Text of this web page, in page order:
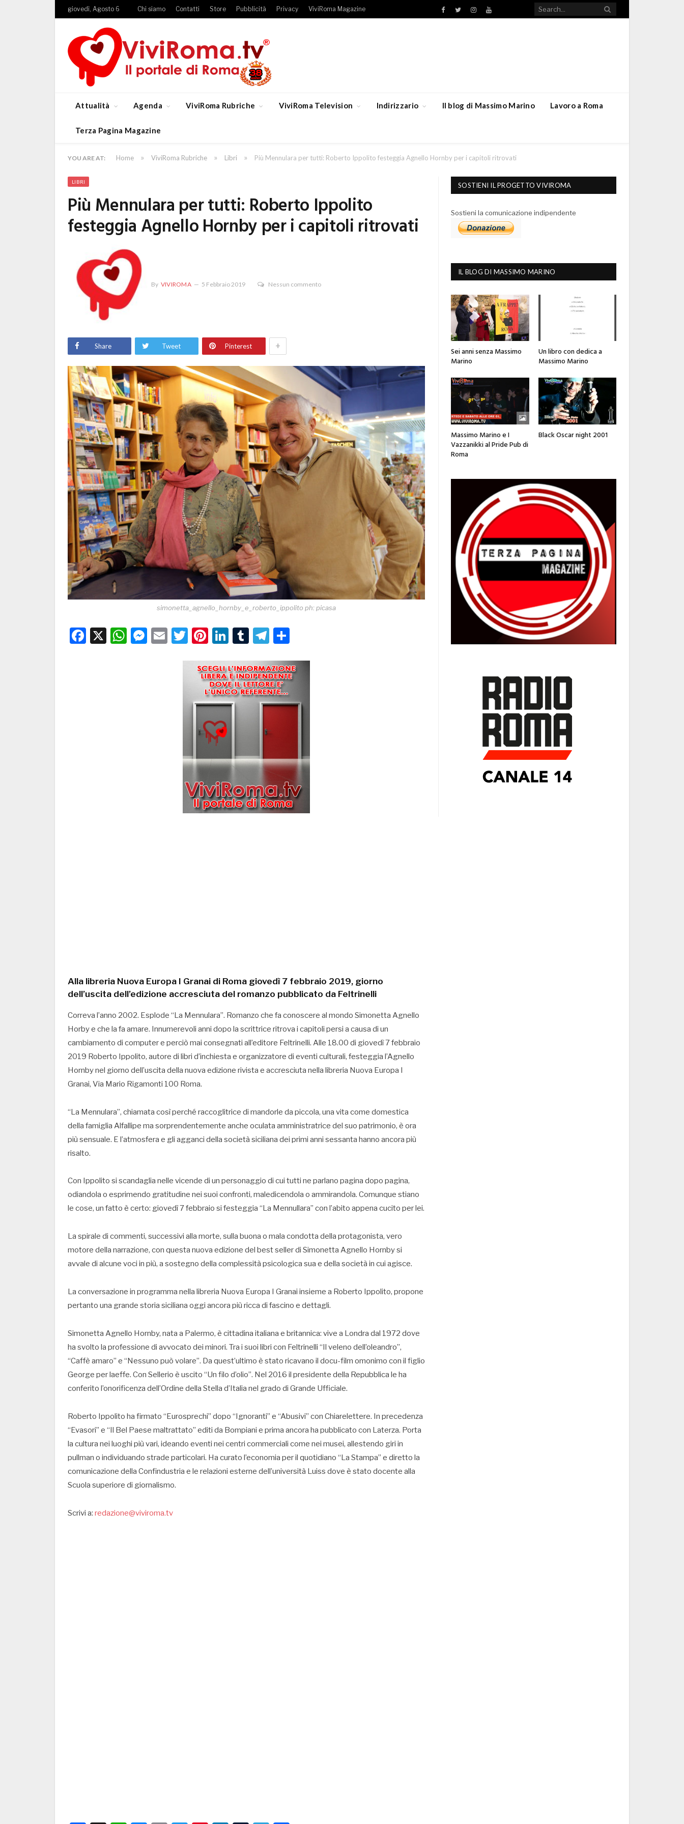
giovedì, Agosto 6 Chi siamo Contatti Store Pubblicità Privacy ViviRoma Magazine Facebook
TwitterInstagramYouTube
Attualità Agenda ViviRoma Rubriche ViviRoma Television Indirizzario Il blog di Massimo Marino Lavoro a Roma
Terza Pagina Magazine
YOU ARE AT: Home » ViviRoma Rubriche » Libri » Più Mennulara per tutti: Roberto Ippolito festeggia Agnello Hornby per i capitoli ritrovati
LIBRI
Più Mennulara per tutti: Roberto Ippolito
festeggia Agnello Hornby per i capitoli ritrovati
By VIVIROMA 5 Febbraio 2019 Nessun commento
Share Tweet Pinterest +
simonetta_agnello_hornby_e_roberto_ippolito ph: picasa
Facebook
X WhatsApp
Messenger
EmailTwitter
Pinterest
LinkedIn
TumblrTelegram
Alla libreria Nuova Europa I Granai di Roma giovedì 7 febbraio 2019, giorno
dell’uscita dell’edizione accresciuta del romanzo pubblicato da Feltrinelli
Correva l’anno 2002. Esplode “La Mennulara”. Romanzo che fa conoscere al mondo Simonetta Agnello
Horby e che la fa amare. Innumerevoli anni dopo la scrittrice ritrova i capitoli persi a causa di un
cambiamento di computer e perciò mai consegnati all’editore Feltrinelli. Alle 18.00 di giovedì 7 febbraio
2019 Roberto Ippolito, autore di libri d’inchiesta e organizzatore di eventi culturali, festeggia l’Agnello
Hornby nel giorno dell’uscita della nuova edizione rivista e accresciuta nella libreria Nuova Europa I
Granai, Via Mario Rigamonti 100 Roma.
“La Mennulara”, chiamata così perché raccoglitrice di mandorle da piccola, una vita come domestica
della famiglia Alfallipe ma sorprendentemente anche oculata amministratrice del suo patrimonio, è ora
più sensuale. E l’atmosfera e gli agganci della società siciliana dei primi anni sessanta hanno ancora più
risalto.
Con Ippolito si scandaglia nelle vicende di un personaggio di cui tutti ne parlano pagina dopo pagina,
odiandola o esprimendo gratitudine nei suoi confronti, maledicendola o ammirandola. Comunque stiano
le cose, un fatto è certo: giovedì 7 febbraio si festeggia “La Mennullara” con l’abito appena cucito per lei.
La spirale di commenti, successivi alla morte, sulla buona o mala condotta della protagonista, vero
motore della narrazione, con questa nuova edizione del best seller di Simonetta Agnello Hornby si
avvale di alcune voci in più, a sostegno della complessità psicologica sua e della società in cui agisce.
La conversazione in programma nella libreria Nuova Europa I Granai insieme a Roberto Ippolito, propone
pertanto una grande storia siciliana oggi ancora più ricca di fascino e dettagli.
Simonetta Agnello Hornby, nata a Palermo, è cittadina italiana e britannica: vive a Londra dal 1972 dove
ha svolto la professione di avvocato dei minori. Tra i suoi libri con Feltrinelli “Il veleno dell’oleandro”,
“Caffè amaro” e “Nessuno può volare”. Da quest’ultimo è stato ricavano il docu-film omonimo con il figlio
George per laeffe. Con Sellerio è uscito “Un filo d’olio”. Nel 2016 il presidente della Repubblica le ha
conferito l’onorificenza dell’Ordine della Stella d’Italia nel grado di Grande Ufficiale.
Roberto Ippolito ha firmato “Eurosprechi” dopo “Ignoranti” e “Abusivi” con Chiarelettere. In precedenza
“Evasori” e “Il Bel Paese maltrattato” editi da Bompiani e prima ancora ha pubblicato con Laterza. Porta
la cultura nei luoghi più vari, ideando eventi nei centri commerciali come nei musei, allestendo giri in
pullman o individuando strade particolari. Ha curato l’economia per il quotidiano “La Stampa” e diretto la
comunicazione della Confindustria e le relazioni esterne dell’università Luiss dove è stato docente alla
Scuola superiore di giornalismo.
Scrivi a: redazione@viviroma.tv
SOSTIENI IL PROGETTO VIVIROMA
Sostieni la comunicazione indipendente
IL BLOG DI MASSIMO MARINO
Sei anni senza Massimo
Marino
Un libro con dedica a
Massimo Marino
Massimo Marino e I
Vazzanikki al Pride Pub di
Roma
Black Oscar night 2001